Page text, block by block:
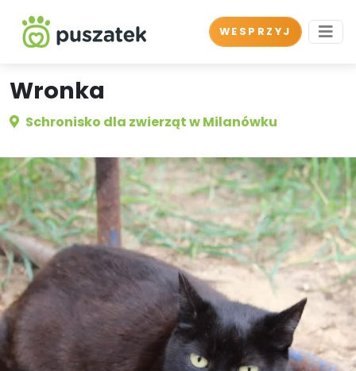
WESPRZYJ
Wronka
Schronisko dla zwierząt w Milanówku